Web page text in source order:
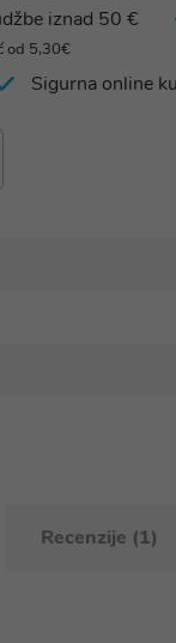
iznad 50 €
od 5,30€
Sigurna online
Recenzije (1)